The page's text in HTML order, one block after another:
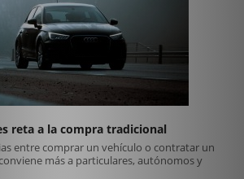
reta a la compra tradicional
entre comprar un vehículo o contratar un
más a particulares, autónomos y